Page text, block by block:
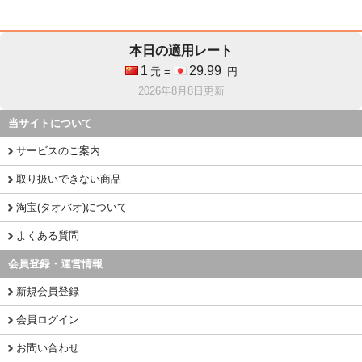
本日の適用レート
1 元 = 29.99
円
2026年8月8日更新
当サイトについて
サービスのご案内
取り扱いできない商品
淘宝(タオバオ)について
よくある質問
会員登録・運営情報
新規会員登録
会員ログイン
お問い合わせ